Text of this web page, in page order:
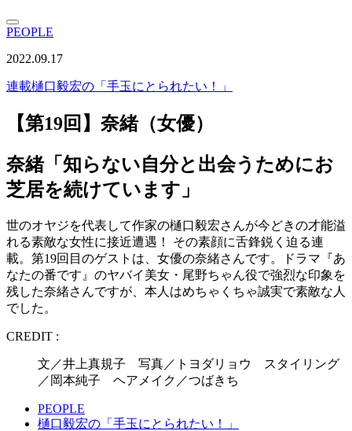
PEOPLE
2022.09.17
連載樋口毅宏の「手玉にとられたい！」
【第19回】奈緒（女優）
奈緒「知らない自分と出会うためにお
芝居を続けています」
世のオヤジを代表して作家の樋口毅宏さんが今どきの才能溢
れる素敵な女性に接近遭遇！ その素顔に舌鋒鋭く迫る連
載。第19回目のゲストは、女優の奈緒さんです。ドラマ『あ
なたの番です』のヤバイ美女・尾野ちゃん役で強烈な印象を
残した奈緒さんですが、本人はめちゃくちゃ誠実で素敵な人
でした。
CREDIT :
文／井上真規子 写真／トヨダリョウ スタイリング
／岡本純子 ヘアメイク／つばきち
PEOPLE
樋口毅宏の「手玉にとられたい！」